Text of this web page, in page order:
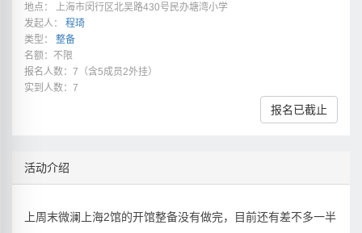
地点： 上海市闵行区北吴路430号民办塘湾小学
发起人： 程琦
类型： 整备
名额：不限
报名人数：7（含5成员2外挂）
实到人数：7
报名已截止
活动介绍
上周末微澜上海2馆的开馆整备没有做完，目前还有差不多一半